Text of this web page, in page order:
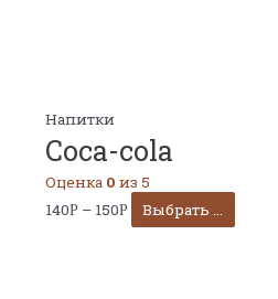
Напитки
Coca-cola
Оценка 0 из 5
140Р – 150Р Выбрать ...